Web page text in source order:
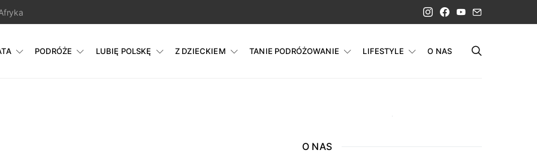
PODRÓŻE LUBIĘ POLSKĘ Z DZIECKIEM TANIE PODRÓŻOWANIE LIFESTYLE O NAS
O NAS